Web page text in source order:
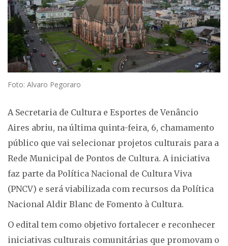
Foto: Alvaro Pegoraro
A Secretaria de Cultura e Esportes de Venâncio
Aires abriu, na última quinta-feira, 6, chamamento
público que vai selecionar projetos culturais para a
Rede Municipal de Pontos de Cultura. A iniciativa
faz parte da Política Nacional de Cultura Viva
(PNCV) e será viabilizada com recursos da Política
Nacional Aldir Blanc de Fomento à Cultura.
O edital tem como objetivo fortalecer e reconhecer
iniciativas culturais comunitárias que promovam o